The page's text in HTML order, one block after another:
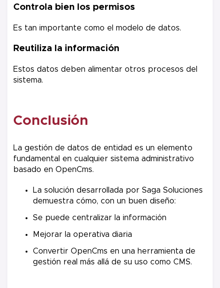
Controla bien los permisos
Es tan importante como el modelo de datos.
Reutiliza la información
Estos datos deben alimentar otros procesos del
sistema.
Conclusión
La gestión de datos de entidad es un elemento
fundamental en cualquier sistema administrativo
basado en OpenCms.
La solución desarrollada por Saga Soluciones
demuestra cómo, con un buen diseño:
Se puede centralizar la información
Mejorar la operativa diaria
Convertir OpenCms en una herramienta de
gestión real más allá de su uso como CMS.